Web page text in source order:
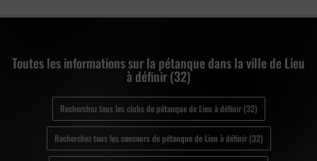
Toutes les informations sur la pétanque dans la ville de Lieu
à définir (32)
Recherchez tous les clubs de pétanque de Lieu à définir (32)
Recherchez tous les concours de pétanque de Lieu à définir (32)